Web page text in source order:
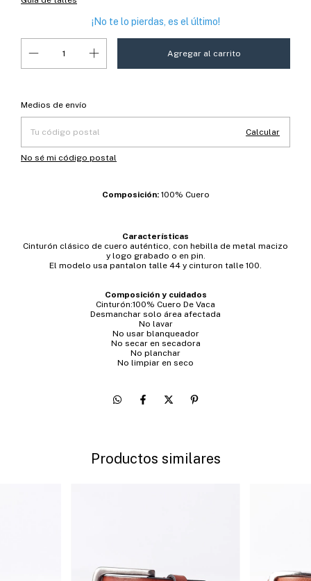
¡No te lo pierdas, es el último!
Entregas para el CP:
Medios de envío
Calcular
No sé mi código postal
Composición: 100% Cuero
Características
Cinturón clásico de cuero auténtico, con hebilla de metal macizo
y logo grabado o en pin.
El modelo usa pantalon talle 44 y cinturon talle 100.
Composición y cuidados
Cinturón:100% Cuero De Vaca
Desmanchar solo área afectada
No lavar
No usar blanqueador
No secar en secadora
No planchar
No limpiar en seco
Productos similares